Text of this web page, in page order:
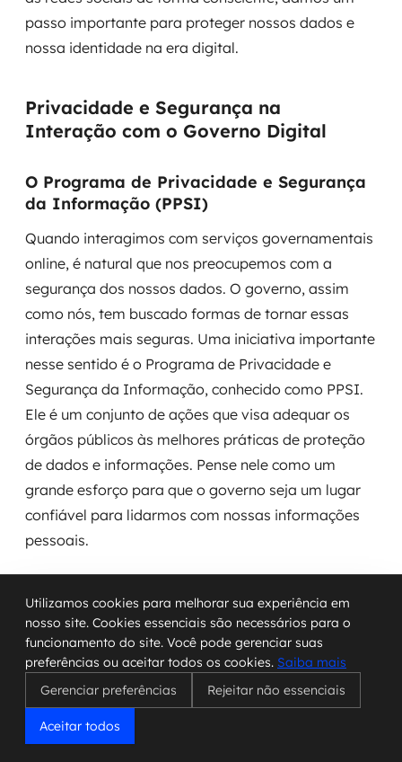
passo importante para proteger nossos dados e
nossa identidade na era digital.
Privacidade e Segurança na
Interação com o Governo Digital
O Programa de Privacidade e Segurança
da Informação (PPSI)
Quando interagimos com serviços governamentais
online, é natural que nos preocupemos com a
segurança dos nossos dados. O governo, assim
como nós, tem buscado formas de tornar essas
interações mais seguras. Uma iniciativa importante
nesse sentido é o Programa de Privacidade e
Segurança da Informação, conhecido como PPSI.
Ele é um conjunto de ações que visa adequar os
órgãos públicos às melhores práticas de proteção
de dados e informações. Pense nele como um
grande esforço para que o governo seja um lugar
confiável para lidarmos com nossas informações
pessoais.
Seguro
O objetivo principal do PPSI, especialmente em sua
versão mais recente (PPSI 2.0), é construir e manter
a confiança pública. Isso significa que, ao usar
serviços digitais do governo, devemos sentir que
nossas informações estão protegidas. A ideia é que
Utilizamos cookies para melhorar sua experiência em
nosso site. Cookies essenciais são necessários para o
funcionamento do site. Você pode gerenciar suas
preferências ou aceitar todos os cookies. Saiba mais
Gerenciar preferências
Rejeitar não essenciais
Aceitar todos